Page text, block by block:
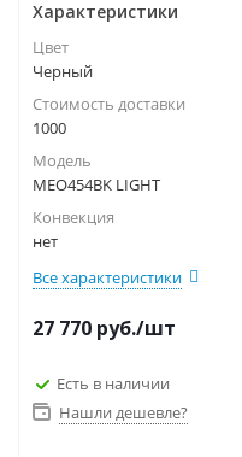
Характеристики
Цвет
Черный
Стоимость доставки
1000
Модель
MEO454BK LIGHT
Конвекция
нет
Все характеристики
27 770 руб./шт
Есть в наличии
Нашли дешевле?